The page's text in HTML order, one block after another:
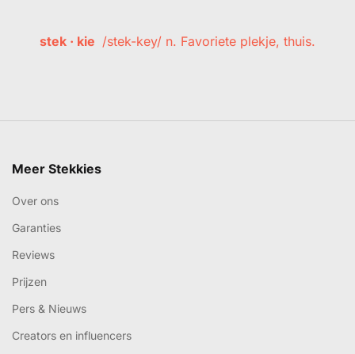
stek · kie /stek-key/ n. Favoriete plekje, thuis.
Meer Stekkies
Over ons
Garanties
Reviews
Prijzen
Pers & Nieuws
Creators en influencers